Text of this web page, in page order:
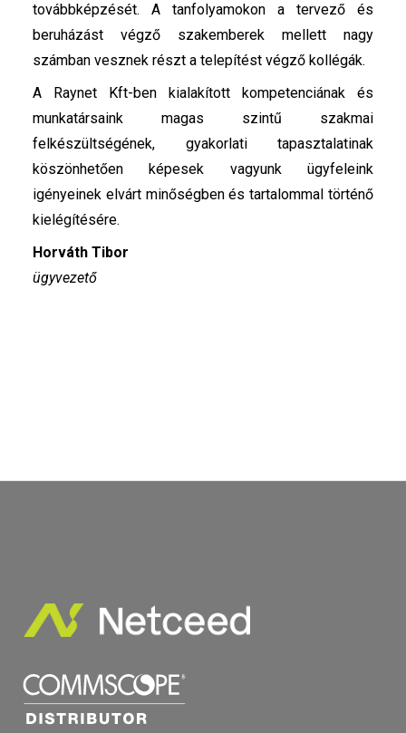
továbbképzését. A tanfolyamokon a tervező és
beruházást végző szakemberek mellett nagy
számban vesznek részt a telepítést végző kollégák.
A Raynet Kft-ben kialakított kompetenciának és
munkatársaink magas szintű szakmai
felkészültségének, gyakorlati tapasztalatinak
köszönhetően képesek vagyunk ügyfeleink
igényeinek elvárt minőségben és tartalommal történő
kielégítésére.
Horváth Tibor
ügyvezető